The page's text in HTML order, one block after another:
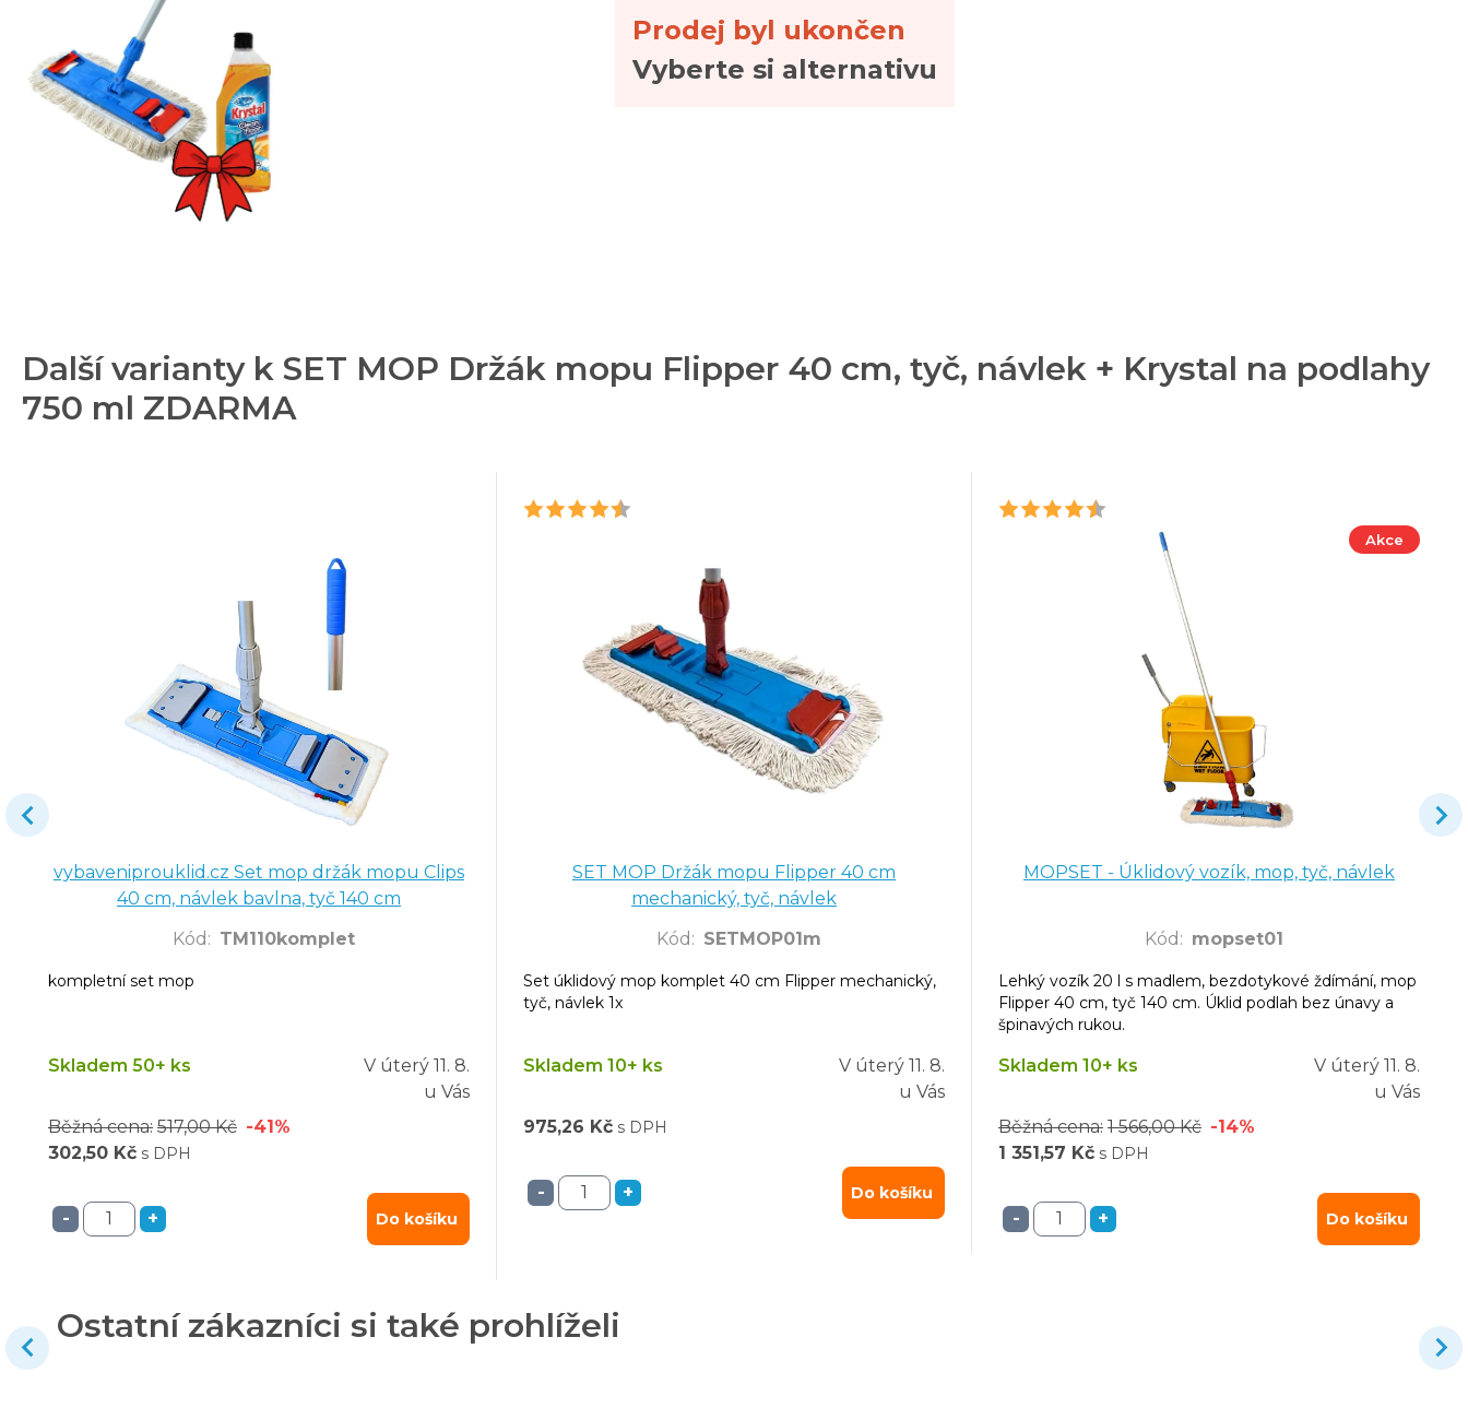
Prodej byl ukončen
Vyberte si alternativu
Další varianty k SET MOP Držák mopu Flipper 40 cm, tyč, návlek + Krystal na podlahy
750 ml ZDARMA
vybaveniprouklid.cz Set mop držák mopu Clips
40 cm, návlek bavlna, tyč 140 cm
Kód : TM110komplet
kompletní set mop
Skladem 50+ ks V úterý 11. 8.
u Vás
Běžná cena: 517,00 Kč -41%
302,50 Kč s DPH
- + Do košíku
SET MOP Držák mopu Flipper 40 cm
mechanický, tyč, návlek
Kód : SETMOP01m
Set úklidový mop komplet 40 cm Flipper mechanický,
tyč, návlek 1x
Skladem 10+ ks V úterý 11. 8.
u Vás
975,26 Kč s DPH
- + Do košíku
Akce
MOPSET - Úklidový vozík, mop, tyč, návlek
Kód : mopset01
Lehký vozík 20 l s madlem, bezdotykové ždímání, mop
Flipper 40 cm, tyč 140 cm. Úklid podlah bez únavy a
špinavých rukou.
Skladem 10+ ks V úterý 11. 8.
u Vás
Běžná cena: 1 566,00 Kč -14%
1 351,57 Kč s DPH
- + Do košíku
Ostatní zákazníci si také prohlíželi